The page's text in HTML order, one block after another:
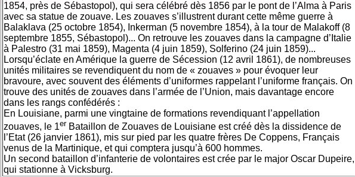
1854, près de Sébastopol), qui sera célébré dès 1856 par le pont de l’Alma à Paris
avec sa statue de zouave. Les zouaves s’illustrent durant cette même guerre à
Balaklava (25 octobre 1854), Inkerman (5 novembre 1854), à la tour de Malakoff (8
septembre 1855, Sébastopol)... On retrouve les zouaves dans la campagne d’Italie
à Palestro (31 mai 1859), Magenta (4 juin 1859), Solferino (24 juin 1859)...
Lorsqu’éclate en Amérique la guerre de Sécession (12 avril 1861), de nombreuses
unités militaires se revendiquent du nom de « zouaves » pour évoquer leur
bravoure, avec souvent des éléments d’uniformes rappelant l’uniforme français. On
trouve des unités de zouaves dans l’armée de l’Union, mais davantage encore
dans les rangs confédérés :
En Louisiane, parmi une vingtaine de formations revendiquant l’appellation
zouaves, le 1er Bataillon de Zouaves de Louisiane est créé dès la dissidence de
l’Etat (26 janvier 1861), mis sur pied par les quatre frères De Coppens, Français
venus de la Martinique, et qui comptera jusqu’à 600 hommes.
Un second bataillon d’infanterie de volontaires est crée par le major Oscar Dupeire,
qui stationne à Vicksburg.